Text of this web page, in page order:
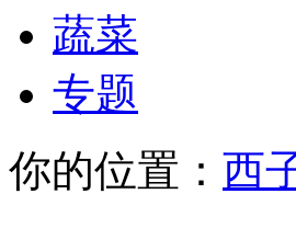
蔬菜
专题
你的位置： 西